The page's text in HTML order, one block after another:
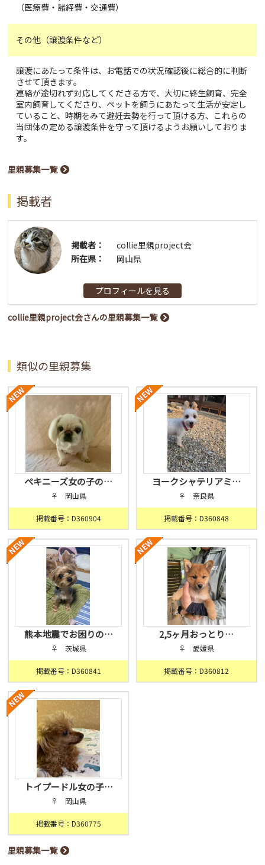
（医療費・諸経費・交通費）
その他（譲渡条件など）
譲渡にあたって条件は、お電話での状況確認後に総合的に判断
させて頂きます。
連絡が途切れず対応してくださる方で、大切に終生飼育、完全
室内飼育してくださり、ペットを飼うにあたって生活が安定し
ていること、時期をみて避妊去勢を行って頂ける方、これらの
当団体の定める譲渡条件を守って頂けるようお願いしておりま
す。
里親募集一覧
掲載者
掲載者：
collie里親project会
所在県：
岡山県
プロフィールを見る
collie里親project会さんの里親募集一覧
類似の里親募集
ペキニーズ女の子の…
♀ 岡山県
掲載番号：D360904
ヨークシャテリアミ…
♀ 奈良県
掲載番号：D360848
熊本地震でお困りの…
♀ 茨城県
掲載番号：D360841
2,5ヶ月おっとり…
♀ 愛媛県
掲載番号：D360812
トイプードル女の子…
♀ 岡山県
掲載番号：D360775
里親募集一覧